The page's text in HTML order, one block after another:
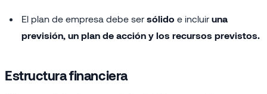
El plan de empresa debe ser sólido e incluir una
previsión, un plan de acción y los recursos previstos.
Estructura financiera